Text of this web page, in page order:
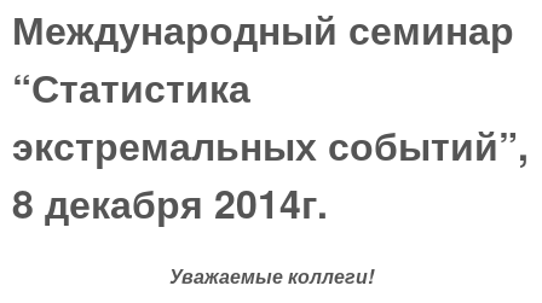
Международный семинар
“Статистика
экстремальных событий”,
8 декабря 2014г.
Уважаемые коллеги!